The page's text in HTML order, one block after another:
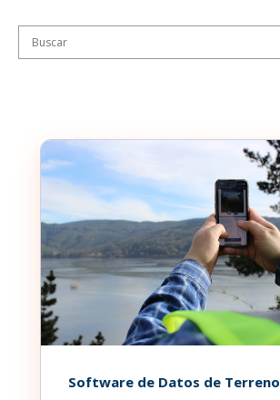
Software de Datos de Terreno